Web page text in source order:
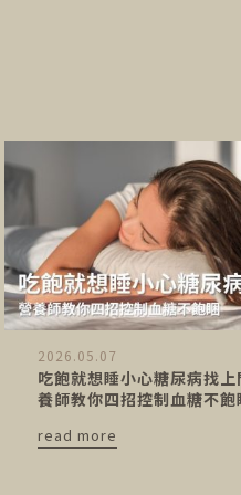
2026.05.07
吃飽就想睡小心糖尿病找
養師教你四招控制血糖不飽
read more